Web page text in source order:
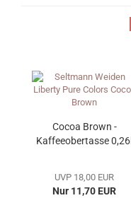
Cocoa Brown -
Kaffeeobertasse 0,26l
UVP 18,00 EUR
Nur 11,70 EUR